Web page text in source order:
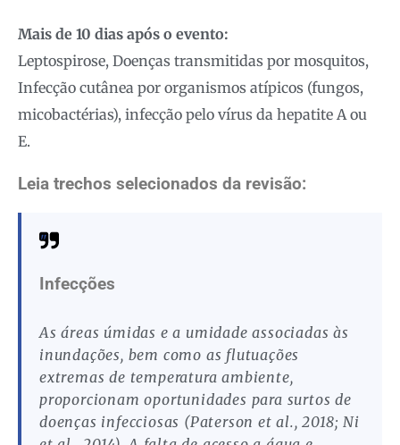
Mais de 10 dias após o evento:
Leptospirose, Doenças transmitidas por mosquitos,
Infecção cutânea por organismos atípicos (fungos,
micobactérias), infecção pelo vírus da hepatite A ou
E.
Leia trechos selecionados da revisão:
Infecções
As áreas úmidas e a umidade associadas às
inundações, bem como as flutuações
extremas de temperatura ambiente,
proporcionam oportunidades para surtos de
doenças infecciosas (Paterson et al., 2018; Ni